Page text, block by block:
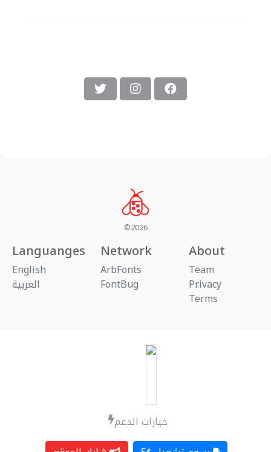
خيارات الدعم
©2026
Languanges
English
العربية
Network
ArbFonts
FontBug
About
Team
Privacy
Terms